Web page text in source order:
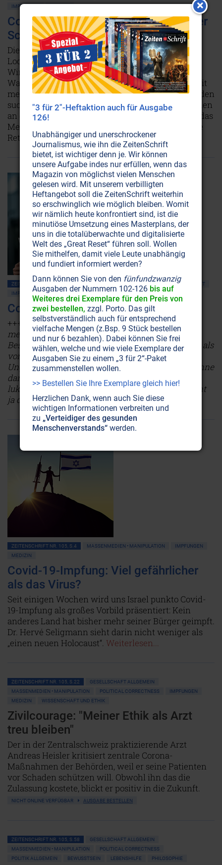
IMPFUNGEN
Corona-Impfung: Ein verhängnisvoller
Schuss?
Die Corona-Impfung, die uns als Befreiung von
Lockdowns und Leiden verkauft wird, ist in
Wirklichkeit eine Zeitbombe. Mit hoher
Wahrscheinlichkeit wird sie vielen Geimpften weit
mehr Unglück bescheren, als sie damit zu vermeiden
suchen. Obwohl die Menschen bereits zu Tausenden
an der Impfung sterben, halten Regierungen und das
Medizin-Establishment daran fest, dass sie unsere
Rettung sei.Weiterlesen...
ZEITENSCHRIFT NR. 105, S.2 MASSENMEDIEN • MANIPULATION
GESUNDHEIT
IMPFUNGEN
MEDIZIN WISSENSCHAFT UND ETHIK
Corona-News: kurz & knapp
+++
Weltweite Studie: Lockdowns brachten
medizinisch nichts!+++Horrorszenarien auf
Bestellung+++Sterberate in Deutschland geringer als
vor Covid-19+++Oberster Richter ruft zu zivilem
Ungehorsam auf+++Bill Gates: Fantastische Gewinne
dank Impfstoffen
+++Pfizer-Covid-Impfstoff: Bald
lukrativste Arznei der Welt+++Chlordioxid: Es geht
ja doch!+++Weiterlesen...
ZEITENSCHRIFT NR. 105, S.4 MASSENMEDIEN • MANIPULATION
IMPFUNGEN
MEDIZIN
Covid-19-Impfung: Viel gefährlicher
als das Virus?
Seit einigen Wochen wird uns Israel punkto Covid-
19-Impfung als großes Vorbild präsentiert: Kein
anderes Land hat bisher mehr seiner Bürger geimpft.
Dr. Hervé Seligmann sieht darin nicht weniger als
„einen neuen Holocaust“. Weiterlesen...
ZEITENSCHRIFT NR. 105, S.22
GESELLSCHAFT ALLGEMEIN
MASSENMEDIEN • MANIPULATION
POLITICAL CORRECTNESS
IMPFUNGEN
MEDIZIN
WISSENSCHAFT UND ETHIK
Zivilcourage: "Meiner Ethik als Arzt
treu bleiben"
Der in der Zentralschweiz praktizierende Arzt
Andreas Heisler kritisiert zentrale Corona-
Maßnahmen der Behörden, weil er seine Patienten
vor Schaden schützen will. Obwohl ihn das die
Zulassung kostete, blickt er positiv in die Zukunft.
NICHT ONLINE VERFÜGBAR AUSGABE BESTELLEN
ZEITENSCHRIFT NR. 105, S.58
GESELLSCHAFT ALLGEMEIN
MASSENMEDIEN • MANIPULATION
POLITICAL CORRECTNESS
POLITIK ALLGEMEIN
BEWUSSTSEIN LEBENSHILFE PHILOSOPHIE
"3 für 2"-Heftaktion auch für Ausgabe
126!
Unabhängiger und unerschrockener
Journalismus, wie ihn die ZeitenSchrift
bietet, ist wichtiger denn je. Wir können
unsere Aufgabe indes nur erfüllen, wenn das
Magazin von möglichst vielen Menschen
gelesen wird. Mit unserem verbilligten
Heftangebot soll die ZeitenSchrift weiterhin
so erschwinglich wie möglich bleiben. Womit
wir nämlich heute konfrontiert sind, ist die
minutiöse Umsetzung eines Masterplans, der
uns in die totalüberwachte und digitalisierte
Welt des „Great Reset“ führen soll. Wollen
Sie mithelfen, damit viele Leute unabhängig
und fundiert informiert werden?
Dann können Sie von den fünfundzwanzig
Ausgaben der Nummern 102-126 bis auf
Weiteres drei Exemplare für den Preis von
zwei bestellen, zzgl. Porto. Das gilt
selbstverständlich auch für entsprechend
vielfache Mengen (z.Bsp. 9 Stück bestellen
und nur 6 bezahlen). Dabei können Sie frei
wählen, welche und wie viele Exemplare der
Ausgaben Sie zu einem „3 für 2“-Paket
zusammenstellen wollen.
>> Bestellen Sie Ihre Exemplare gleich hier!
Herzlichen Dank, wenn auch Sie diese
wichtigen Informationen verbreiten und
zu „Verteidiger des gesunden
Menschenverstands“ werden.